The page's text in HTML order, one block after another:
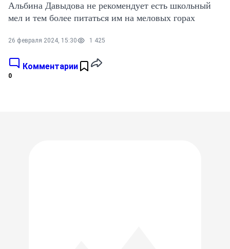
Альбина Давыдова не рекомендует есть школьный
мел и тем более питаться им на меловых горах
26 февраля 2024, 15:30 1 425
Комментарии
0